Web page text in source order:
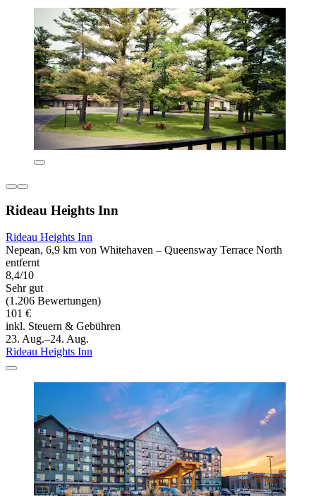
Rideau Heights Inn
Rideau Heights Inn
Nepean, 6,9 km von Whitehaven – Queensway Terrace North
entfernt
8,4/10
Sehr gut
(1.206 Bewertungen)
101 €
inkl. Steuern & Gebühren
23. Aug.–24. Aug.
Rideau Heights Inn